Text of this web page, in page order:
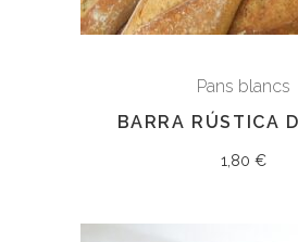
Pans blancs
BARRA RÚSTICA
1,80 €